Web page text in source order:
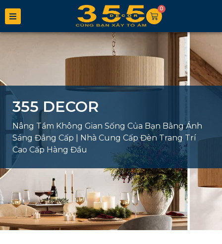
0
355 DECOR
Nâng Tầm Không Gian Sống Của Bạn Bằng Ánh
Sáng Đẳng Cấp | Nhà Cung Cấp Đèn Trang Trí
Cao Cấp Hàng Đầu